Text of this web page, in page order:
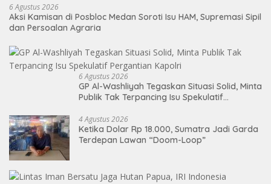
6 Agustus 2026
Aksi Kamisan di Posbloc Medan Soroti Isu HAM, Supremasi Sipil
dan Persoalan Agraria
6 Agustus 2026
GP Al-Washliyah Tegaskan Situasi Solid, Minta
Publik Tak Terpancing Isu Spekulatif
4 Agustus 2026
Ketika Dolar Rp 18.000, Sumatra Jadi Garda
Terdepan Lawan “Doom-Loop”